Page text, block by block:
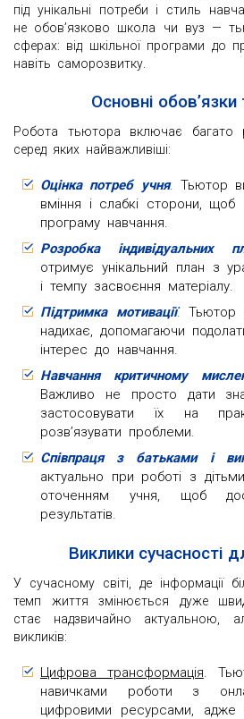
під унікальні потреби і стиль
не обов’язково школа чи вуз —
сферах: від шкільної програми до
навіть саморозвитку.
Основні
Робота тьютора включає багато
серед яких найважливіші:
Оцінка потреб учня. Тьютор
вміння і слабкі сторони, щоб
програму навчання.
Розробка індивідуальних
отримує унікальний план з
і темпу засвоєння матеріалу.
Підтримка мотивації. Тьютор
надихає, допомагаючи
інтерес до навчання.
Навчання критичному
Важливо не просто дати
застосовувати їх на
розв’язувати проблеми.
Співпраця з батьками і
актуально при роботі з
оточенням учня, щоб
результатів.
Виклики сучасності
У сучасному світі, де інформації
темп життя змінюється дуже
стає надзвичайно актуальною,
викликів:
Цифрова трансформація.
навичками роботи з
цифровими ресурсами, адже